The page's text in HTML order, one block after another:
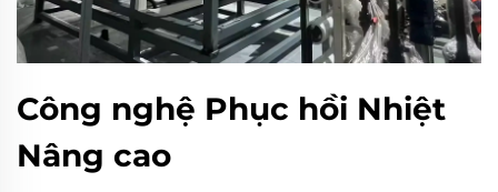
Công nghệ Phục hồi Nhiệt
Nâng cao